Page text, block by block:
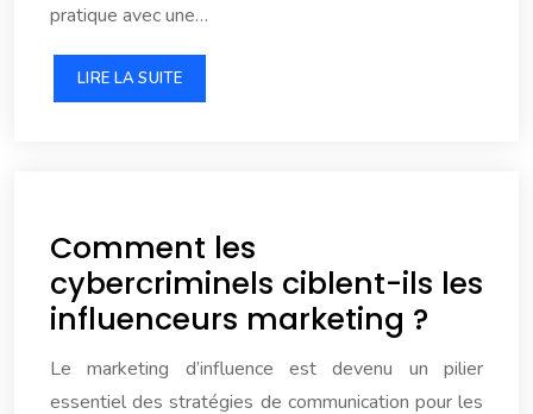
pratique avec une…
LIRE LA SUITE
Comment les
cybercriminels ciblent-ils les
influenceurs marketing ?
Le marketing d’influence est devenu un pilier
essentiel des stratégies de communication pour les